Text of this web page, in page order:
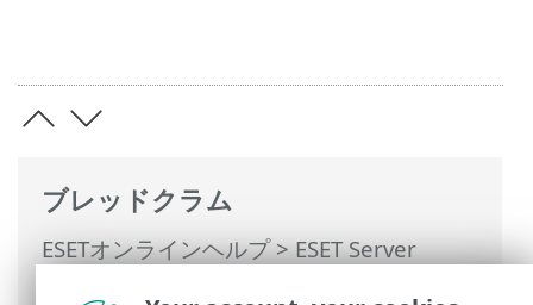
ブレッドクラム
ESETオンラインヘルプ>ESET Server